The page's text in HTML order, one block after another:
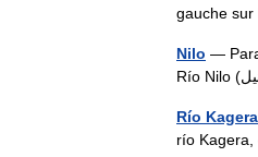
gauche
Nilo —
Río Kagera
río